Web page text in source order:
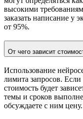
высокими
заказать написание у
от 95%.
От чего зависит
Использование
лимита запросов. Если
стоимость будет
темы и сроков
обсуждаете с ним цену.